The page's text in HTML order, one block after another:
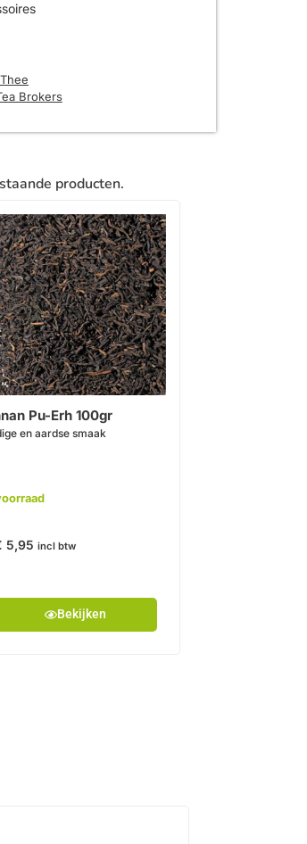
Thee
Brokers
producten.
Pu-Erh 100gr
en aardse smaak
5,95 incl btw
Bekijken